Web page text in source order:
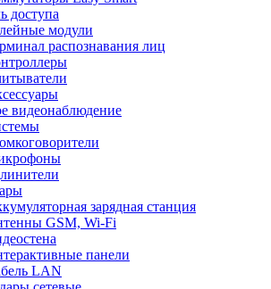
доступа
модули
распознавания лиц
видеонаблюдение
зарядная станция
GSM, Wi-Fi
панели
LAN